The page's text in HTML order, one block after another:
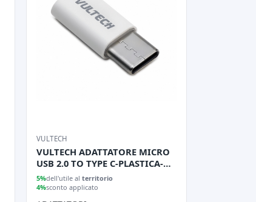
VULTECH
VULTECH ADATTATORE MICRO
USB 2.0 TO TYPE C-PLASTICA-
BIANCO
5%dell'utile al territorio
4%sconto applicato